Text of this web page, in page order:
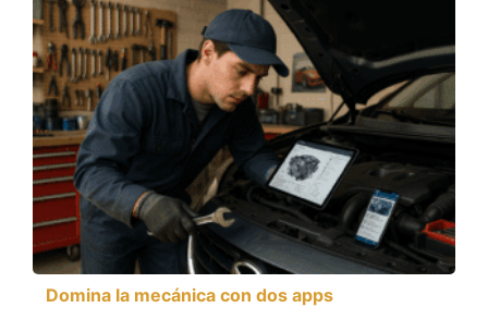
Domina la mecánica con dos apps